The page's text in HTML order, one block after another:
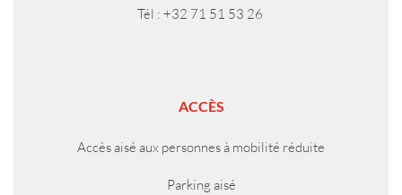
Tél : +32 71 51 53 26
ACCÈS
Accès aisé aux personnes à mobilité réduite
Parking aisé